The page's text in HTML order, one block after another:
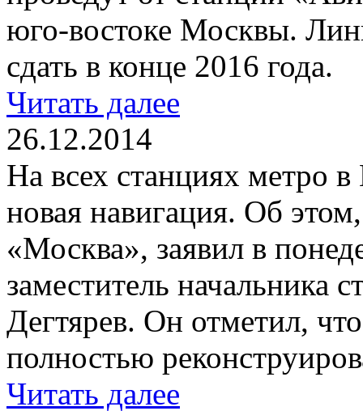
юго-востоке Москвы.
сдать в конце 2016 года.
Читать далее
26.12.2014
На всех станциях метро
новая навигация. Об
«Москва», заявил в
заместитель начальника
Дегтярев. Он отметил,
полностью
Читать далее